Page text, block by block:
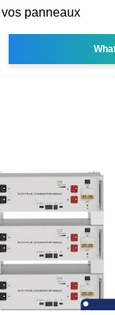
panneaux